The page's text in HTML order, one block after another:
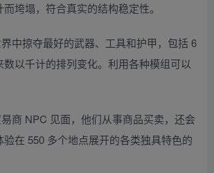
垮塌，符合真实的结构稳定性。
中掠夺最好的武器、工具和护甲，包括 6
以千计的排列变化。利用各种模组可以
商 NPC 见面，他们从事商品买卖，还会
在 550 多个地点展开的各类独具特色的